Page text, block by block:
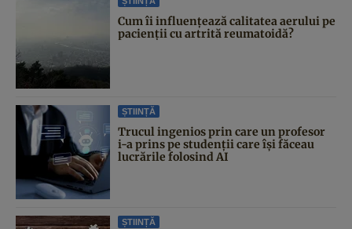
Cum îi influențează calitatea aerului pe
pacienții cu artrită reumatoidă?
ȘTIINȚĂ
Trucul ingenios prin care un profesor
i-a prins pe studenții care își făceau
lucrările folosind AI
ȘTIINȚĂ